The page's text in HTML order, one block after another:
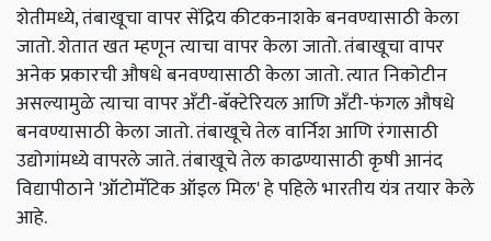
शेतीमध्ये, तंबाखूचा वापर सेंद्रिय कीटकनाशके बनवण्यासाठी केला
जातो. शेतात खत म्हणून त्याचा वापर केला जातो. तंबाखूचा वापर
अनेक प्रकारची औषधे बनवण्यासाठी केला जातो. त्यात निकोटीन
असल्यामुळे त्याचा वापर अँटी-बॅक्टेरियल आणि अँटी-फंगल औषधे
बनवण्यासाठी केला जातो. तंबाखूचे तेल वार्निश आणि रंगासाठी
उद्योगांमध्ये वापरले जाते. तंबाखूचे तेल काढण्यासाठी कृषी आनंद
विद्यापीठाने 'ऑटोमॅटिक ऑइल मिल' हे पहिले भारतीय यंत्र तयार केले
आहे.